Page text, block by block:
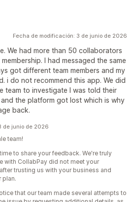
Fecha de modificación: 3 de junio de 2026
We had more than 50 collaborators
I had messaged the same
got different team members and my
i do not recommend this app. We did
team to investigate I was told their
the platform got lost which is why
back.
de junio de 2026
team!
to share your feedback. We're truly
with CollabPay did not meet your
trusting us with your business and
plan.
that our team made several attempts to